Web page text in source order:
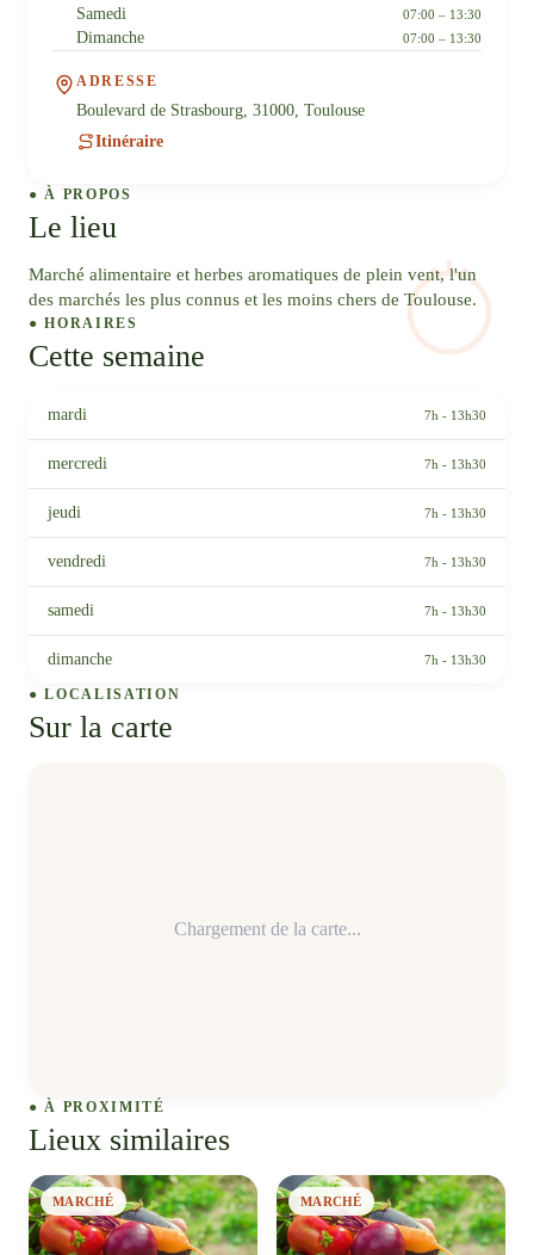
Samedi 07:00 – 13:30
Dimanche 07:00 – 13:30
ADRESSE
Boulevard de Strasbourg, 31000, Toulouse
Itinéraire
● À PROPOS
Le lieu
Marché alimentaire et herbes aromatiques de plein vent, l'un
des marchés les plus connus et les moins chers de Toulouse.
● HORAIRES
Cette semaine
mardi 7h - 13h30
mercredi 7h - 13h30
jeudi 7h - 13h30
vendredi 7h - 13h30
samedi 7h - 13h30
dimanche 7h - 13h30
● LOCALISATION
Sur la carte
Chargement de la carte...
● À PROXIMITÉ
Lieux similaires
MARCHÉ MARCHÉ